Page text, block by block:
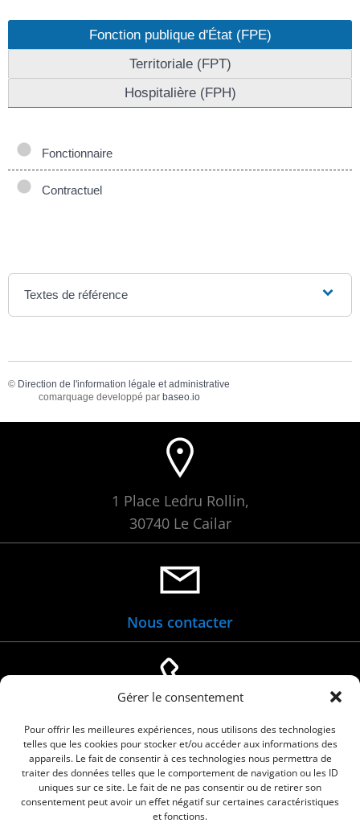
Gérer le consentement
Pour offrir les meilleures expériences, nous utilisons des technologies
telles que les cookies pour stocker et/ou accéder aux informations des
appareils. Le fait de consentir à ces technologies nous permettra de
traiter des données telles que le comportement de navigation ou les ID
uniques sur ce site. Le fait de ne pas consentir ou de retirer son
consentement peut avoir un effet négatif sur certaines caractéristiques
et fonctions.
Fonction publique d'État (FPE)
Territoriale (FPT)
Hospitalière (FPH)
Fonctionnaire
Contractuel
Textes de référence
© Direction de l'information légale et administrative
comarquage developpé par baseo.io
1 Place Ledru Rollin,
30740 Le Cailar
Nous contacter
04 66 88 01 05